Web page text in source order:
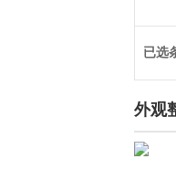
已选
外观